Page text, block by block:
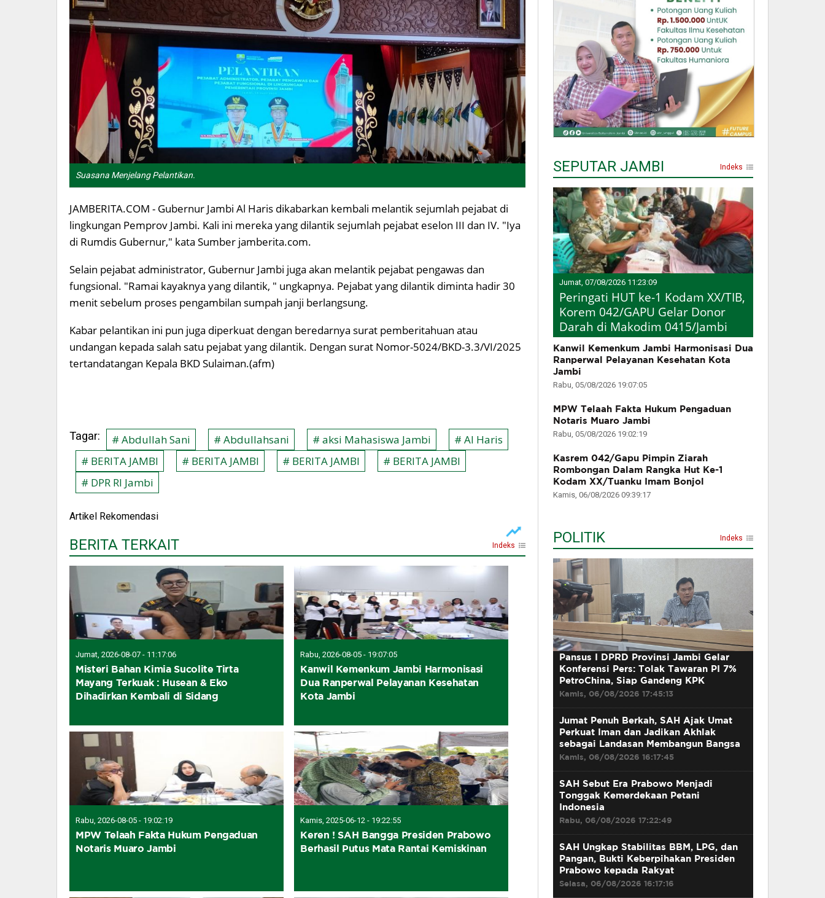
Suasana Menjelang Pelantikan.
JAMBERITA.COM - Gubernur Jambi Al Haris dikabarkan kembali melantik sejumlah pejabat di
lingkungan Pemprov Jambi. Kali ini mereka yang dilantik sejumlah pejabat eselon III dan IV. "Iya
di Rumdis Gubernur," kata Sumber jamberita.com.
Selain pejabat administrator, Gubernur Jambi juga akan melantik pejabat pengawas dan
fungsional. "Ramai kayaknya yang dilantik, " ungkapnya. Pejabat yang dilantik diminta hadir 30
menit sebelum proses pengambilan sumpah janji berlangsung.
Kabar pelantikan ini pun juga diperkuat dengan beredarnya surat pemberitahuan atau
undangan kepada salah satu pejabat yang dilantik. Dengan surat Nomor-5024/BKD-3.3/VI/2025
tertandatangan Kepala BKD Sulaiman.(afm)
Tagar: # Abdullah Sani # Abdullahsani # aksi Mahasiswa Jambi
# Al Haris
# BERITA JAMBI
# BERITA JAMBI # BERITA JAMBI
# BERITA JAMBI
# DPR RI Jambi
Artikel Rekomendasi
BERITA TERKAIT Indeks
Jumat, 2026-08-07 - 11:17:06
Misteri Bahan Kimia Sucolite Tirta
Mayang Terkuak : Husean & Eko
Dihadirkan Kembali di Sidang
Rabu, 2026-08-05 - 19:07:05
Kanwil Kemenkum Jambi Harmonisasi
Dua Ranperwal Pelayanan Kesehatan
Kota Jambi
Rabu, 2026-08-05 - 19:02:19
MPW Telaah Fakta Hukum Pengaduan
Notaris Muaro Jambi
Kamis, 2025-06-12 - 19:22:55
Keren ! SAH Bangga Presiden Prabowo
Berhasil Putus Mata Rantai Kemiskinan
SEPUTAR JAMBI Indeks
Jumat, 07/08/2026 11:23:09
Peringati HUT ke-1 Kodam XX/TIB,
Korem 042/GAPU Gelar Donor
Darah di Makodim 0415/Jambi
Kanwil Kemenkum Jambi Harmonisasi Dua
Ranperwal Pelayanan Kesehatan Kota
Jambi
Rabu, 05/08/2026 19:07:05
MPW Telaah Fakta Hukum Pengaduan
Notaris Muaro Jambi
Rabu, 05/08/2026 19:02:19
Kasrem 042/Gapu Pimpin Ziarah
Rombongan Dalam Rangka Hut Ke-1
Kodam XX/Tuanku Imam Bonjol
Kamis, 06/08/2026 09:39:17
POLITIK Indeks
Pansus I DPRD Provinsi Jambi Gelar
Konferensi Pers: Tolak Tawaran PI 7%
PetroChina, Siap Gandeng KPK
Kamis, 06/08/2026 17:45:13
Jumat Penuh Berkah, SAH Ajak Umat
Perkuat Iman dan Jadikan Akhlak
sebagai Landasan Membangun Bangsa
Kamis, 06/08/2026 16:17:45
SAH Sebut Era Prabowo Menjadi
Tonggak Kemerdekaan Petani
Indonesia
Rabu, 06/08/2026 17:22:49
SAH Ungkap Stabilitas BBM, LPG, dan
Pangan, Bukti Keberpihakan Presiden
Prabowo kepada Rakyat
Selasa, 06/08/2026 16:17:16